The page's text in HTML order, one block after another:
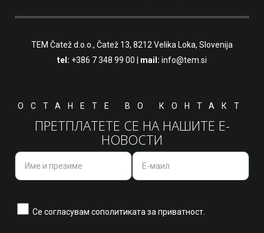
TEM Čatež d.o.o., Čatež 13, 8212 Velika Loka, Slovenija
tel: +386 7 348 99 00 mail: info@tem.si
ОСТАНЕТЕ ВО КОНТАКТ
ПРЕТПЛАТЕТЕ СЕ НА НАШИТЕ Е-
НОВОСТИ
Се согласувам сополитиката за приватност.